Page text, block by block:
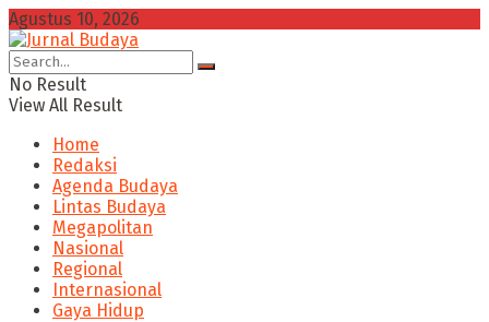
Agustus 10, 2026
No Result
View All Result
Home
Redaksi
Agenda Budaya
Lintas Budaya
Megapolitan
Nasional
Regional
Internasional
Gaya Hidup